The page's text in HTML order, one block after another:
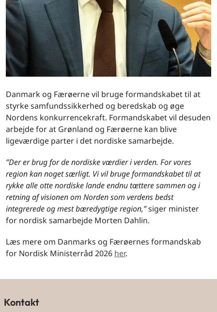
Danmark og Færøerne vil bruge formandskabet til at
styrke samfundssikkerhed og beredskab og øge
Nordens konkurrencekraft. Formandskabet vil desuden
arbejde for at Grønland og Færøerne kan blive
ligeværdige parter i det nordiske samarbejde.
”Der er brug for de nordiske værdier i verden. For vores
region kan noget særligt. Vi vil bruge formandskabet til at
rykke alle otte nordiske lande endnu tættere sammen og i
retning af visionen om Norden som verdens bedst
integrerede og mest bæredygtige region,”siger minister
for nordisk samarbejde Morten Dahlin.
Læs mere om Danmarks og Færøernes formandskab
for Nordisk Ministerråd 2026 her.
Kontakt